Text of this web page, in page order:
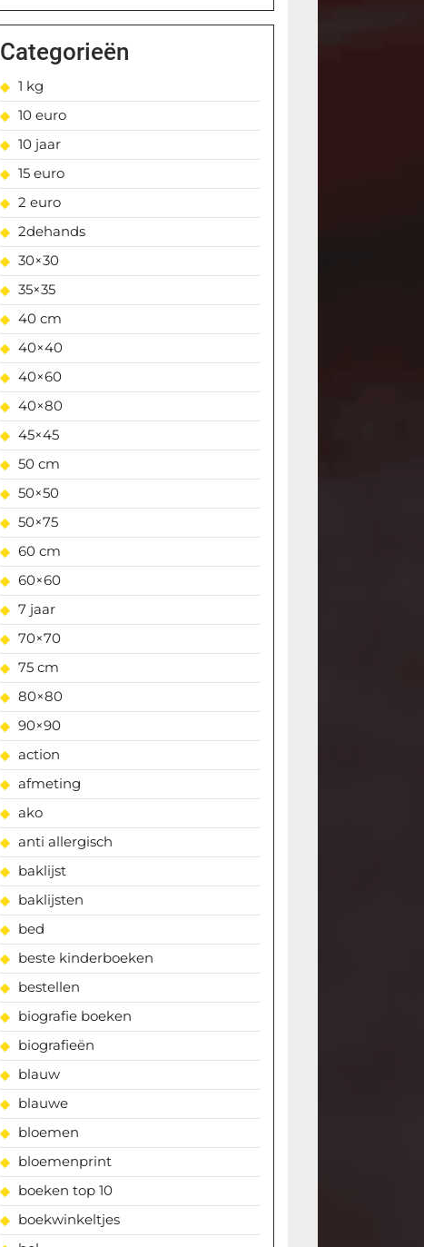
Categorieën
1 kg
10 euro
10 jaar
15 euro
2 euro
2dehands
30×30
35×35
40 cm
40×40
40×60
40×80
45×45
50 cm
50×50
50×75
60 cm
60×60
7 jaar
70×70
75 cm
80×80
90×90
action
afmeting
ako
anti allergisch
baklijst
baklijsten
bed
beste kinderboeken
bestellen
biografie boeken
biografieën
blauw
blauwe
bloemen
bloemenprint
boeken top 10
boekwinkeltjes